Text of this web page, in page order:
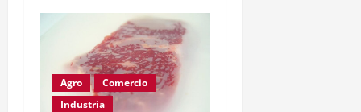
Agro
Comercio
Industria